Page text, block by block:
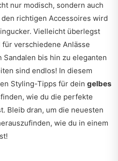
nur modisch, sondern auch
richtigen Accessoires wird
Vielleicht überlegst
für verschiedene Anlässe
Sandalen bis hin zu eleganten
sind endlos! In diesem
Styling-Tipps für dein gelbes
wie du die perfekte
Bleib dran, um die neuesten
wie du in einem